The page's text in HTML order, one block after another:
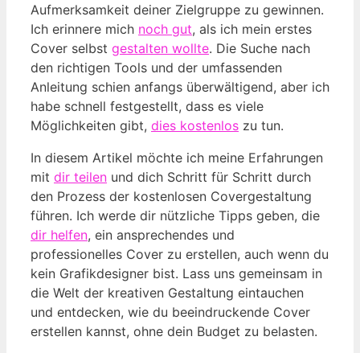
Aufmerksamkeit deiner Zielgruppe zu gewinnen.
Ich erinnere mich noch gut, als ich mein erstes
Cover selbst gestalten wollte. Die Suche nach
den richtigen Tools und der umfassenden
Anleitung schien anfangs überwältigend, aber ich
habe schnell festgestellt, dass es viele
Möglichkeiten gibt, dies kostenlos zu tun.
In diesem Artikel möchte ich meine Erfahrungen
mit dir teilen und dich Schritt für Schritt durch
den Prozess der kostenlosen Covergestaltung
führen. Ich werde dir nützliche Tipps geben, die
dir helfen, ein ansprechendes und
professionelles Cover zu erstellen, auch wenn du
kein Grafikdesigner bist. Lass uns gemeinsam in
die Welt der kreativen Gestaltung eintauchen
und entdecken, wie du beeindruckende Cover
erstellen kannst, ohne dein Budget zu belasten.